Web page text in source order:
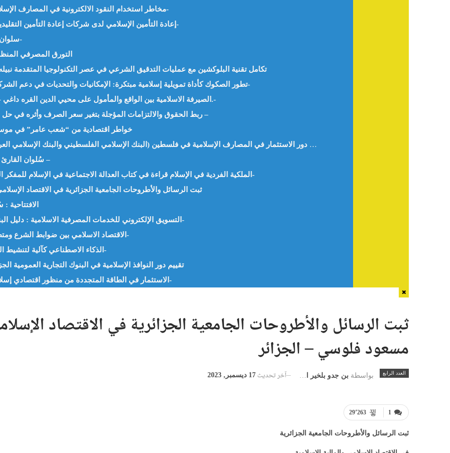
مخاطر استخدام النقود الالكترونية في المصارف الإسلامية – د.حمزة المصباح الطاهر البلولة -السودان-
إعادة التأمين الإسلامي لدى شركات إعادة التأمين التقليدية في المعايير الشرعية – عفاف ألفورتي -تونس-
سلوان القارئ: الأصل الإباحة – أ.بن جدو بلخير -الجزائر-
التورق المصرفي
تكامل تقنية البلوكشين مع عمليات التدقيق الشرعي في عصر التكنولوجيا المتقدمة
تطور الصكوك كأداة تمويلية إسلامية مبتكرة: الإمكانيات والتحديات في دعم الشركات الناشئة والمتوسطة هناء سدراتي – المغرب-
الصيرفة الاسلامية بين الواقع والمأمول على محيي الدين القره داغي – العراق رئيس الاتحاد العالمي لعلماء المسلمين.-
ربط الحقوق والالتزامات المؤجلة بتغير سعر الصرف وأثره في حل مشكلة التضخم د. أنس إبراهيم جاموس – سوريا –
خواطر اقتصادية من “شعب عامر” في
سُلوان القارئ : كُتب “الأموال” الأستاذ بن جدو بلخير – الجزائر –
الملكية الفردية في الإسلام قراءة في كتاب العدالة الاجتماعية في الإسلام للمفكر الشهيد سيد قطب رحمه الله-أ.حيدر ناصر-الجزائر-
ثبت الرسائل والأطروحات الجامعية الجزائرية في الاقتصاد
الافتتاحية
التسويق الإلكتروني للخدمات المصرفية الاسلامية : دليل البنوك التجارية الجزائرية- د. لعبيدي سامي-الجزائر-
الاقتصاد الاسلامي بين ضوابط الشرع ومتطلبات الواقع- د. بلخير طاهري الإدريسي-الجزائر-
الذكاء الاصطناعي كآلية لتنشيط النظام الزكوي- د. وجدان عبدالله السودي- الأردن-
تقييم دور النوافذ الإسلامية في البنوك التجارية
الاستثمار في الطاقة المتجددة من منظور اقتصادي إسلامي -دراسة الاردن- -د.نبيلة فارس علاونة-الاردن-
ثبت الرسائل والأطروحات الجامعية الجزائرية في الاقتصاد
مسعود فلوسي – الجزائر
العدد الرابع بواسطة بن جدو بلخير المشرف العام آخر تحديث 17 ديسمبر, 2023
1 29٬263
ثبت الرسائل والأطروحات الجامعية الجزائرية